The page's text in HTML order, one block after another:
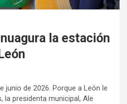
la estación
junio de 2026. Porque a León le
la presidenta municipal, Ale